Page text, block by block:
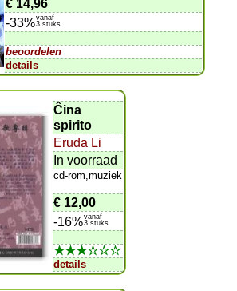
€ 14,96
-33%vanaf
3 stuks
beoordelen
details
Ĉina
spirito
Eruda Li
In voorraad
cd-rom,muziek
€ 12,00
-16%vanaf
3 stuks
★★★☆☆☆
details